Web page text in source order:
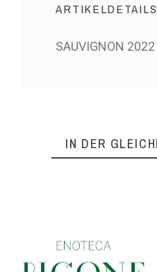
ARTIKELDETAILS
SAUVIGNON
IN DER